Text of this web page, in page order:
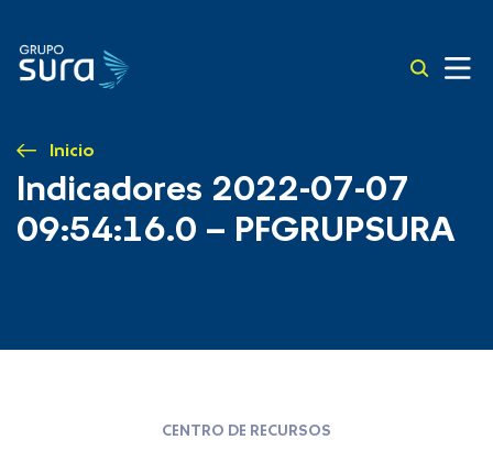
Inicio
Indicadores 2022-07-07
09:54:16.0 – PFGRUPSURA
CENTRO DE RECURSOS